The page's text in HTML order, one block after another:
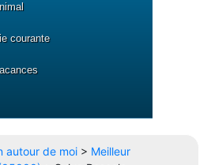
courante
autour de moi > Meilleur